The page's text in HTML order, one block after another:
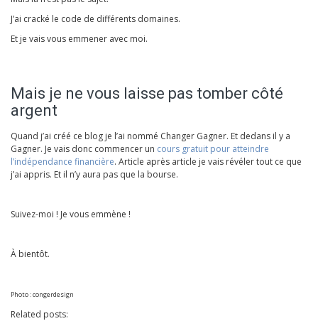
J’ai cracké le code de différents domaines.
Et je vais vous emmener avec moi.
Mais je ne vous laisse pas tomber côté
argent
Quand j’ai créé ce blog je l’ai nommé Changer Gagner. Et dedans il y a
Gagner. Je vais donc commencer un cours gratuit pour atteindre
l’indépendance financière. Article après article je vais révéler tout ce que
j’ai appris. Et il n’y aura pas que la bourse.
Suivez-moi ! Je vous emmène !
À bientôt.
Photo : congerdesign
Related posts: